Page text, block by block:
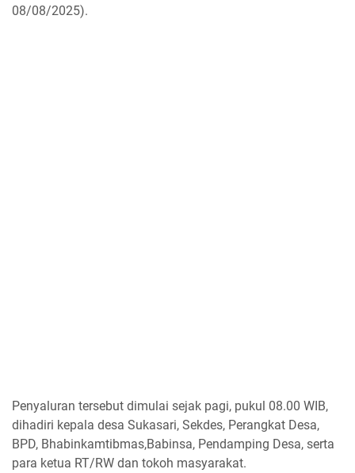
08/08/2025).
Penyaluran tersebut dimulai sejak pagi, pukul 08.00 WIB,
dihadiri kepala desa Sukasari, Sekdes, Perangkat Desa,
BPD, Bhabinkamtibmas,Babinsa, Pendamping Desa, serta
para ketua RT/RW dan tokoh masyarakat.